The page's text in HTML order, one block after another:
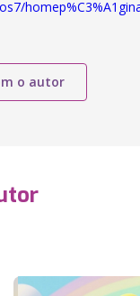
o autor